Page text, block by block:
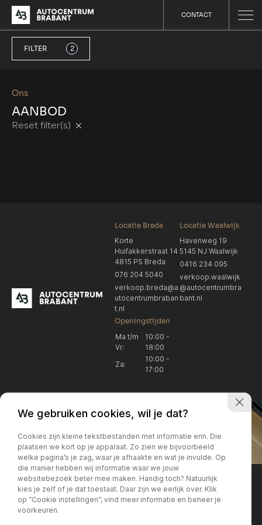
CONTACT
Ons
AANBOD
Reset filter(s)
FILTER 2
Locatie Breda
Korte
Huifakkerstraat 14
4815 PS Breda
076 204 5040
verkoop.breda@a
utocentrumbraban
t.nl
Locatie Waalwijk
Havenweg 19
5145 NJ Waalwijk
0416 234 095
verkoop.waalwijk
@autocentrumbra
bant.nl
Openingstijden
Ma t/m
Vr:
10:00 -
18:00
Za:
10:00 -
17:00
Locatie Breda
076 204 5040
Locatie Breda
verkoop.breda@autocentrum
brabant.nl
Locatie Breda
Korte Huifakkerstraat 14
4815 PS Breda
Locatie Breda
+31 076 204 5040
We gebruiken cookies, wil je dat?
Cookies zijn kleine tekstbestanden met informatie erin. Die
plaatsen we kort op je apparaat. Zo zien we bijvoorbeeld
welke pagina’s je zag, waar je afhaakte en wat je invulde. Op
die manier hebben wij informatie waar we jouw
websitebezoek beter mee maken. Handig toch? Natuurlijk
kies je zelf of je dat toestaat. Daar zijn we eerlijk over. Klik
op “Cookie instellingen”, vind meer informatie en beheer je
voorkeuren.